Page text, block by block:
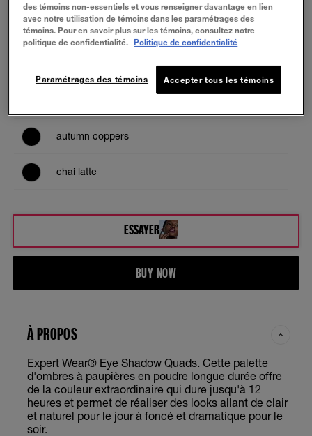
autumn coppers
chai latte
mocha motion
natural smokes
ESSAYER
BUY NOW
À PROPOS
Expert Wear® Eye Shadow Quads. Cette palette
d'ombres à paupières en poudre longue durée offre
de la couleur extraordinaire qui dure jusqu'à 12
heures et permet de réaliser des looks allant de clair
et naturel pour le jour à foncé et dramatique pour le
soir.
des témoins non-essentiels et vous renseigner davantage en lien
avec notre utilisation de témoins dans les paramétrages des
témoins. Pour en savoir plus sur les témoins, consultez notre
politique de confidentialité.
Politique de confidentialité
Accepter tous les témoins
Paramétrages des témoins